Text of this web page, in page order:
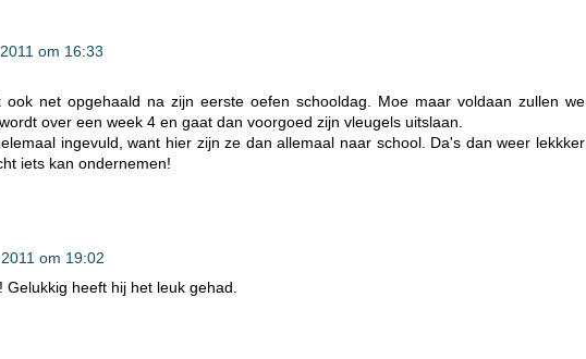
om 16:33
ook net opgehaald na zijn eerste oefen schooldag. Moe maar voldaan zullen we
over een week 4 en gaat dan voorgoed zijn vleugels uitslaan.
ingevuld, want hier zijn ze dan allemaal naar school. Da's dan weer lekkker
iets kan ondernemen!
om 19:02
Gelukkig heeft hij het leuk gehad.